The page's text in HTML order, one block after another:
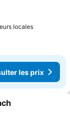
locales
les prix
favoris